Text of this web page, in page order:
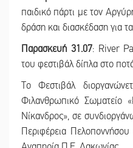
παιδικό πάρτι με τον
δράση και διασκέδαση για
Παρασκευή 31.07: River
του φεστιβάλ δίπλα στο
Το Φεστιβάλ
Φιλανθρωπικό Σωματείο
Νίκανδρος», σε
Περιφέρεια